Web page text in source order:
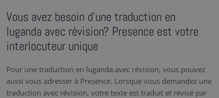
Vous avez besoin d’une traduction en
luganda avec révision? Presence est votre
interlocuteur unique
Pour une traduction en luganda.avec révision, vous pouvez
aussi vous adresser à Presence. Lorsque vous demandez une
traduction avec révision, votre texte est traduit et révisé par